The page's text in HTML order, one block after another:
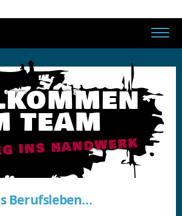
TEAM
INS HANDWERK
Berufsleben...